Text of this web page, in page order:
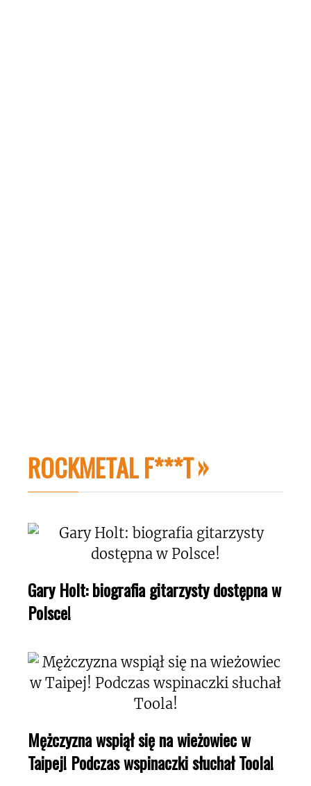
ROCKMETAL F***T
Gary Holt: biografia gitarzysty dostępna w
Polsce!
Mężczyzna wspiął się na wieżowiec w
Taipej! Podczas wspinaczki słuchał Toola!